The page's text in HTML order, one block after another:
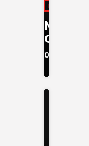
INFORMAÇÃO
O das 7h
07:00 -